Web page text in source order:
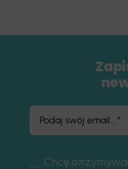
Chcę